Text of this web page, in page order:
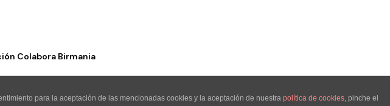
Colabora Birmania
para la aceptación de las mencionadas cookies y la aceptación de nuestra política de cookies, pinche el